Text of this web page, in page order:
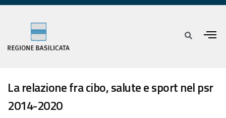
La relazione fra cibo, salute e sport nel psr
2014-2020